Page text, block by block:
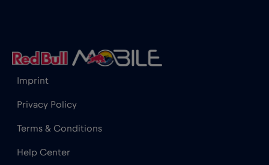
Imprint
Privacy Policy
Terms & Conditions
Help Center